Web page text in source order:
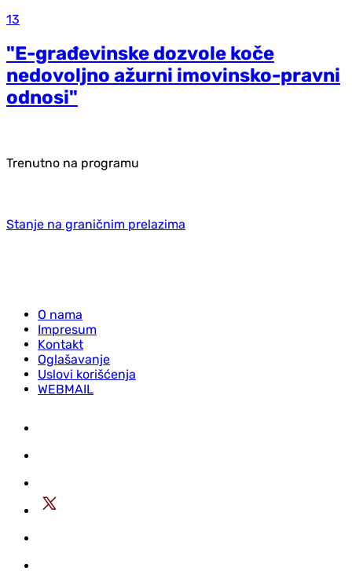
13
"E-građevinske dozvole koče
nedovoljno ažurni imovinsko-pravni
odnosi"
Trenutno na programu
Stanje na graničnim prelazima
O nama
Impresum
Kontakt
Oglašavanje
Uslovi korišćenja
WEBMAIL